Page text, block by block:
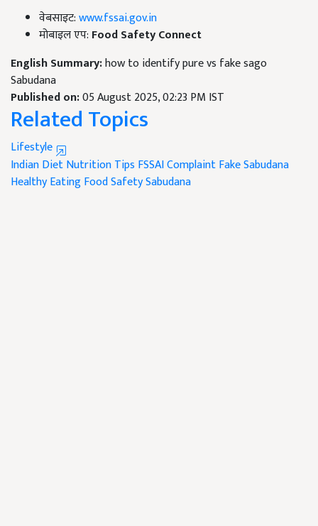
वेबसाइट:www.fssai.gov.in
मोबाइल एप: Food Safety Connect
English Summary:how to identify pure vs fake sago
Sabudana
Published on:05 August 2025, 02:23 PM IST
Related Topics
Lifestyle
Indian DietNutrition Tips FSSAI ComplaintFake Sabudana
Healthy EatingFood SafetySabudana